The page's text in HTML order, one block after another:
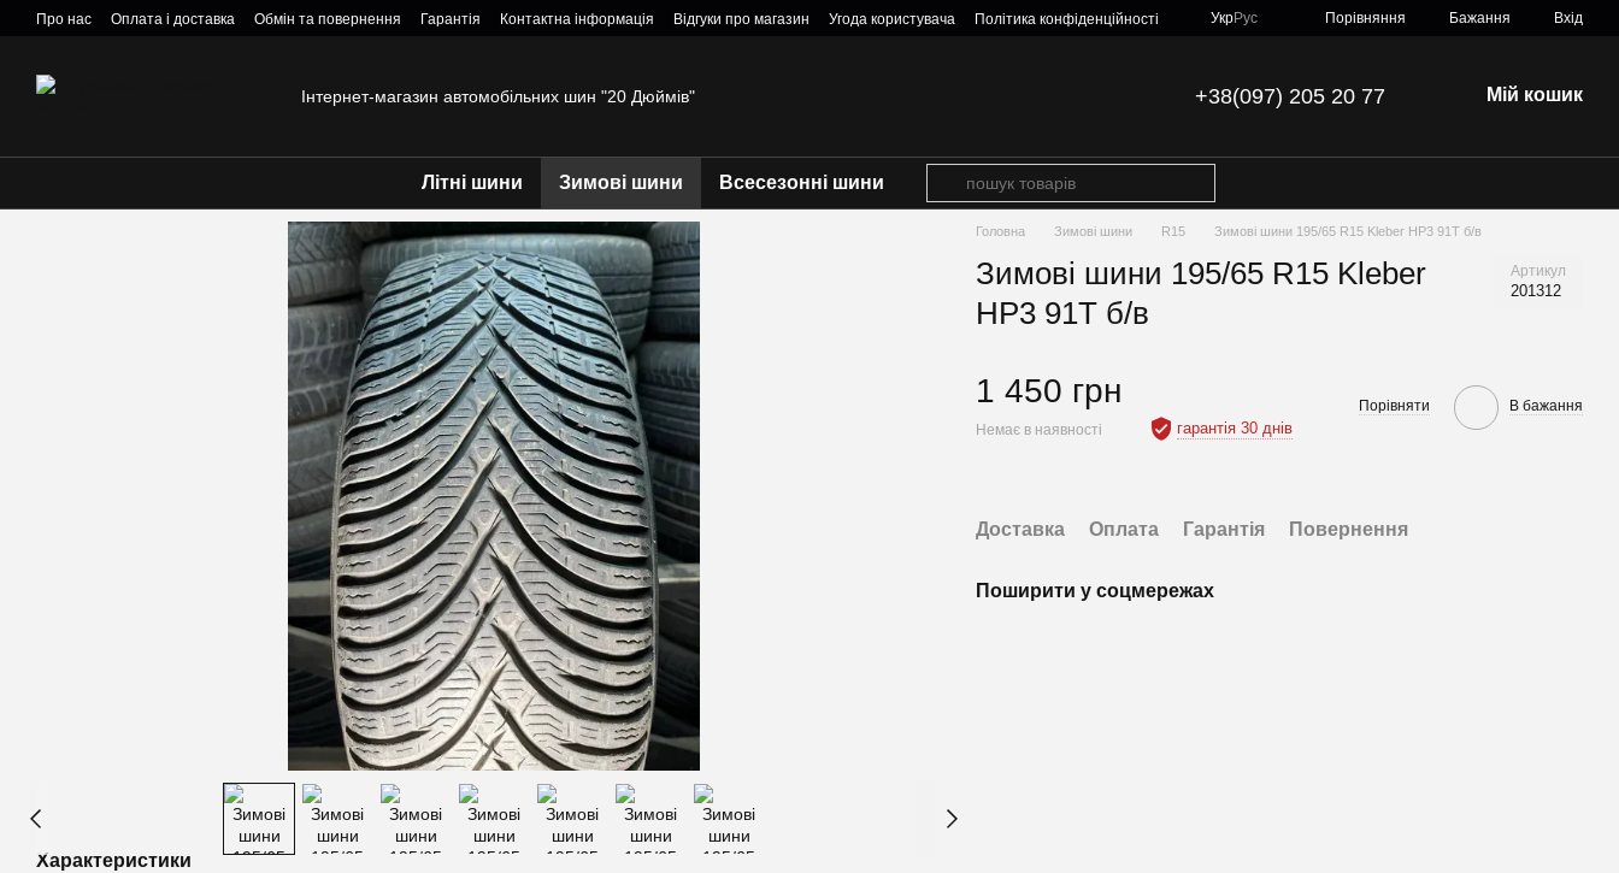
Перейти к основному контенту
Про нас Оплата і доставка Обмін та повернення Гарантія Контактна інформація Відгуки про магазин Угода користувача Політика конфіденційності УкрРус Порівняння Бажання Вхід
Інтернет-магазин автомобільних шин "20 Дюймів" +38(097) 205 20 77 Мій кошик
Літні шини Зимові шини Всесезонні шини
Характеристики
Головна Зимові шини R15 Зимові шини 195/65 R15 Kleber HP3 91T б/в
Зимові шини 195/65 R15 Kleber
HP3 91T б/в
Артикул
201312
1 450 грн
гарантія 30 днів
Немає в наявності
Порівняти В бажання
Доставка Оплата Гарантія Повернення
Поширити у соцмережах